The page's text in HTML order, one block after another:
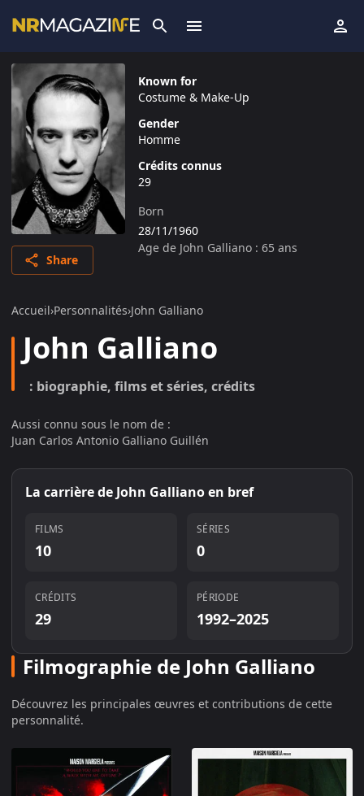
Share
Known for
Costume & Make-Up
Gender
Homme
Crédits connus
29
Born
28/11/1960
Age de John Galliano : 65 ans
Accueil›Personnalités›John Galliano
John Galliano
: biographie, films et séries, crédits
Aussi connu sous le nom de :
Juan Carlos Antonio Galliano Guillén
La carrière de John Gallianoen bref
FILMS
10
SÉRIES
0
CRÉDITS
29
PÉRIODE
1992–2025
Filmographie de John Galliano
Découvrez les principales œuvres et contributions de cette
personnalité.